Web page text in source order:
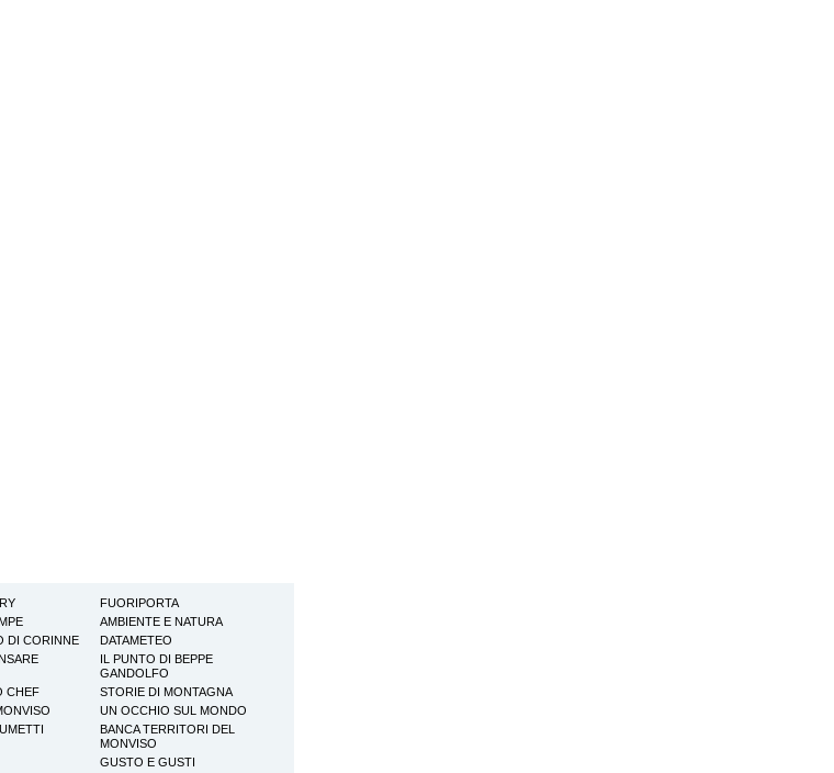
FUORIPORTA
AMBIENTE E NATURA
DI CORINNE
DATAMETEO
IL PUNTO DI BEPPE
GANDOLFO
CHEF
STORIE DI MONTAGNA
UN OCCHIO SUL MONDO
BANCA TERRITORI DEL
MONVISO
GUSTO E GUSTI